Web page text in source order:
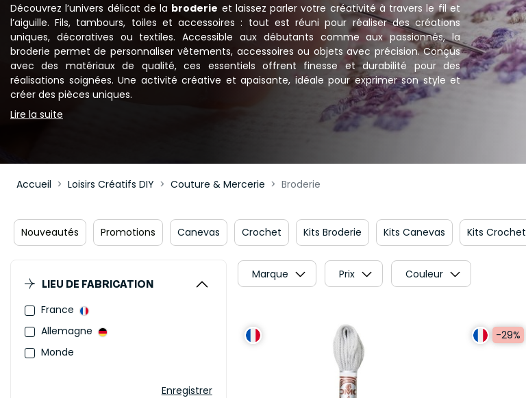
Découvrez l’univers délicat de la broderie et laissez parler votre créativité à travers le fil et
l’aiguille. Fils, tambours, toiles et accessoires : tout est réuni pour réaliser des créations
uniques, décoratives ou textiles. Accessible aux débutants comme aux passionnés, la
broderie permet de personnaliser vêtements, accessoires ou objets avec précision. Conçus
avec des matériaux de qualité, ces essentiels offrent finesse et durabilité pour des
réalisations soignées. Une activité créative et apaisante, idéale pour exprimer son style et
créer des pièces uniques.
Lire la suite
Accueil Loisirs Créatifs DIY Couture & Mercerie Broderie
Nouveautés Promotions Canevas Crochet Kits Broderie Kits Canevas Kits Crochet
LIEU DE FABRICATION
France
Allemagne
Monde
Enregistrer
Marque Prix Couleur
-29%